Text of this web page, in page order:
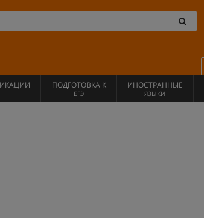
ПОДГОТОВКА К
ЕГЭ
ИНОСТРАННЫЕ
ЯЗЫКИ